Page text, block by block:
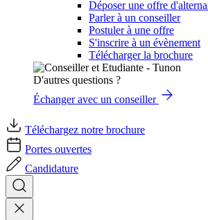
Déposer une offre
Parler à un conseiller
Postuler à une offre
S'inscrire à un évènement
Télécharger la brochure
D'autres questions ?
Échanger avec un conseiller
Téléchargez notre brochure
Portes ouvertes
Candidature